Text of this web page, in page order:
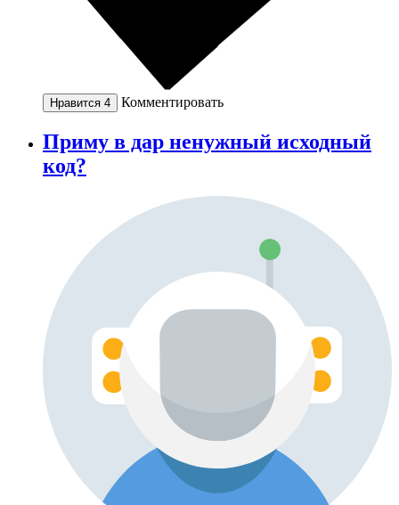
Нравится 4 Комментировать
Приму в дар ненужный исходный
код?